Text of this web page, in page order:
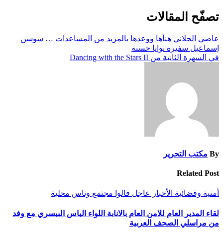
تصفّح المقالات
عاصي الحلاني هنأها ووعدها بالمزيد من المساعدات … سوسن
إسماعيل سفيرة نوايا حسنة‏
في السهرة الثانية من Dancing with the Stars II
By مكتب التحرير
Related Post
أمنية وقضائية الأخبار عاجل قالوا مجتمع وناس محلية
لقاء المدير العام للامن العام بالانابة اللواء الياس البيسري مع وفد
من مراسلي الصحف العربية